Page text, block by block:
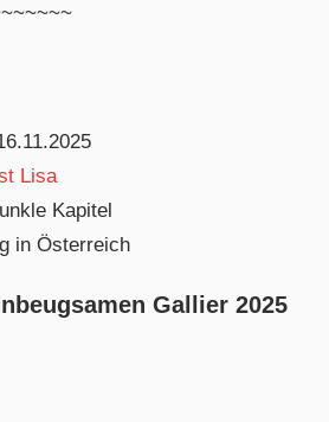
Lisa
Kapitel
in Österreich
Gallier 2025